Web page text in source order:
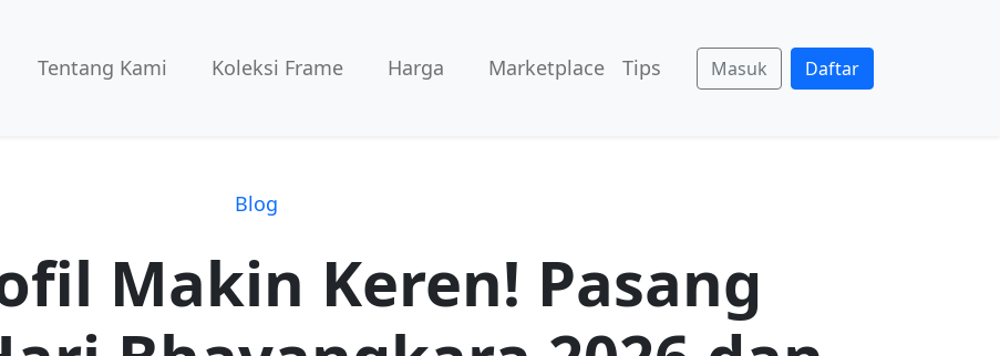
Tentang Kami Koleksi Frame Harga Marketplace Tips Masuk Daftar
Blog
Makin Keren! Pasang